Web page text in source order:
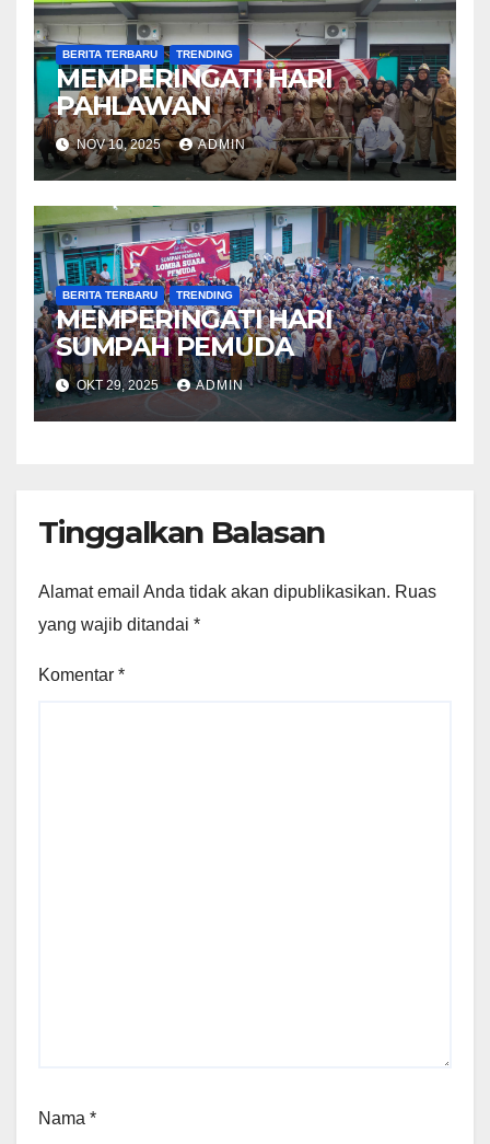
BERITA TERBARU TRENDING
MEMPERINGATI HARI
PAHLAWAN
NOV 10, 2025 ADMIN
BERITA TERBARU TRENDING
MEMPERINGATI HARI
SUMPAH PEMUDA
OKT 29, 2025 ADMIN
Tinggalkan Balasan
Alamat email Anda tidak akan dipublikasikan. Ruas
yang wajib ditandai *
Komentar *
Nama *